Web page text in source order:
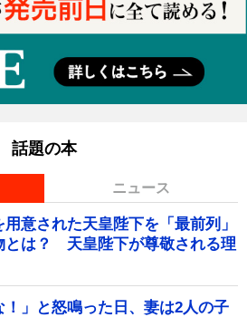
話題の本
ニュース
意された天皇陛下を「最前列」
とは？ 天皇陛下が尊敬される理
！」と怒鳴った日、妻は2人の子